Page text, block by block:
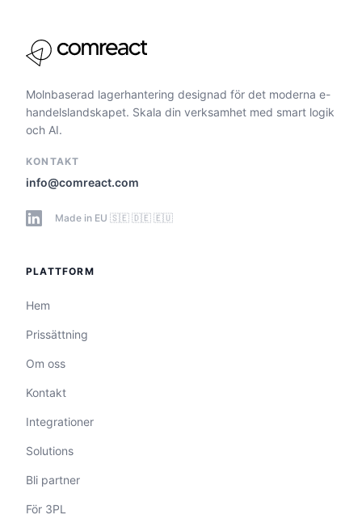
Molnbaserad lagerhantering designad för det moderna e-
handelslandskapet. Skala din verksamhet med smart logik
och AI.
KONTAKT
info@comreact.com
Made in EU 🇸🇪 🇩🇪 🇪🇺
PLATTFORM
Hem
Prissättning
Om oss
Kontakt
Integrationer
Solutions
Bli partner
För 3PL